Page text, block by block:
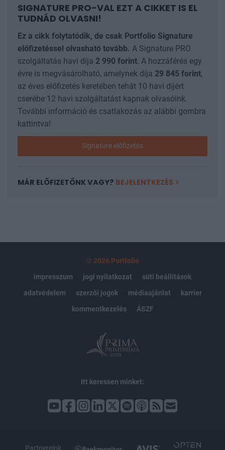
SIGNATURE PRO-VAL EZT A CIKKET IS EL
TUDNÁD OLVASNI!
Ez a cikk folytatódik, de csak Portfolio Signature
előfizetéssel olvasható tovább. A Signature PRO
szolgáltatás havi díja 2 990 forint. A hozzáférés egy
évre is megvásárolható, amelynek díja 29 845 forint,
az éves előfizetés keretében tehát 10 havi díjért
cserébe 12 havi szolgáltatást kapnak olvasóink.
További információ és csatlakozás az alábbi gombra
kattintva!
Signature előfizetés
MÁR ELŐFIZETŐNK VAGY? BEJELENTKEZÉS
© 2026 Portfolio
impresszum
jogi nyilatkozat
süti beállítások
adatvédelem
szerzői jogok médiaajánlat
karrier
kommentkezelés
ÁSZF
Itt keressen minket:
Partnereink